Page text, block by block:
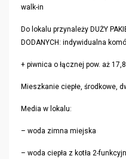
walk-in
Do lokalu przynależy DUŻY
DODANYCH: indywidualna
+ piwnica o łącznej pow. aż
Mieszkanie ciepłe, środkowe,
Media w lokalu:
– woda zimna miejska
– woda ciepła z kotła 2-